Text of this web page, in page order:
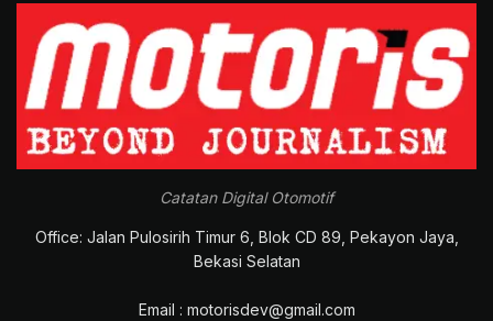
Catatan Digital Otomotif
Office: Jalan Pulosirih Timur 6, Blok CD 89, Pekayon Jaya,
Bekasi Selatan
Email : motorisdev@gmail.com